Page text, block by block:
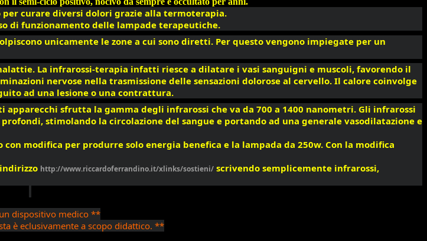
per curare diversi dolori grazie alla termoterapia.
di funzionamento delle lampade terapeutiche.
unicamente le zone a cui sono diretti. Per questo vengono impiegate per un
La infrarossi-terapia infatti riesce a dilatare i vasi sanguigni e muscoli, favorendo il
nervose nella trasmissione delle sensazioni dolorose al cervello. Il calore coinvolge
ad una lesione o una contrattura.
sfrutta la gamma degli infrarossi che va da 700 a 1400 nanometri. Gli infrarossi
stimolando la circolazione del sangue e portando ad una generale vasodilatazione e
modifica per produrre solo energia benefica e la lampada da 250w. Con la modifica
http://www.riccardoferrandino.it/xlinks/sostieni/ scrivendo semplicemente infrarossi,
dispositivo medico **
è eclusivamente a scopo didattico. **